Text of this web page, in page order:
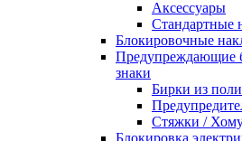
Аксессуары
Стандартные
Блокировочные
Предупреждающие
знаки
Бирки из
Стяжки /
Блокировка